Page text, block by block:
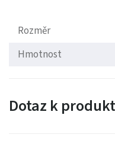
Rozměr
Hmotnost
Dotaz k